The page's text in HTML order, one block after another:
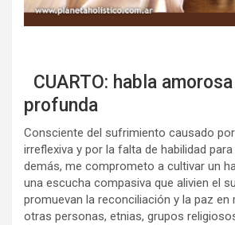
CUARTO: habla
profunda
Consciente del sufrimiento causado
irreflexiva y por la falta de habilidad
demás, me comprometo a cultivar un
una escucha compasiva que alivien el
promuevan la reconciliación y la paz en
otras personas, etnias, grupos